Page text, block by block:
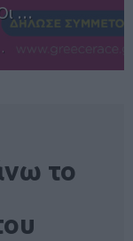
ε…
το